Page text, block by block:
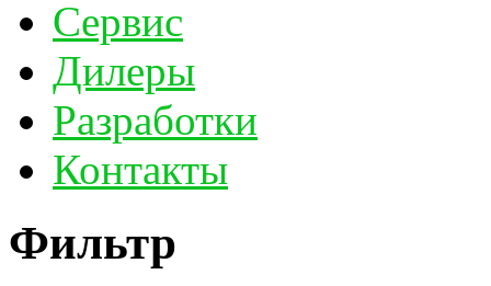
Сервис
Дилеры
Разработки
Контакты
Фильтр